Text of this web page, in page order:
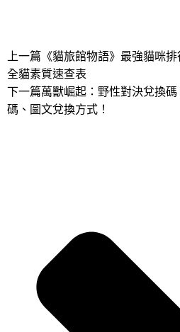
上一篇 《貓旅館物語》最強貓咪
全貓素質速查表
下一篇萬獸崛起：野性對決兌換
碼、圖文兌換方式！